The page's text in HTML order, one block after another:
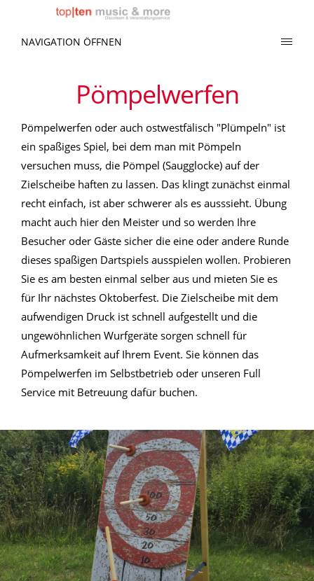
NAVIGATION ÖFFNEN
Pömpelwerfen
Pömpelwerfen oder auch ostwestfälisch "Plümpeln" ist
ein spaßiges Spiel, bei dem man mit Pömpeln
versuchen muss, die Pömpel (Saugglocke) auf der
Zielscheibe haften zu lassen. Das klingt zunächst einmal
recht einfach, ist aber schwerer als es ausssieht. Übung
macht auch hier den Meister und so werden Ihre
Besucher oder Gäste sicher die eine oder andere Runde
dieses spaßigen Dartspiels ausspielen wollen. Probieren
Sie es am besten einmal selber aus und mieten Sie es
für Ihr nächstes Oktoberfest. Die Zielscheibe mit dem
aufwendigen Druck ist schnell aufgestellt und die
ungewöhnlichen Wurfgeräte sorgen schnell für
Aufmerksamkeit auf Ihrem Event. Sie können das
Pömpelwerfen im Selbstbetrieb oder unseren Full
Service mit Betreuung dafür buchen.